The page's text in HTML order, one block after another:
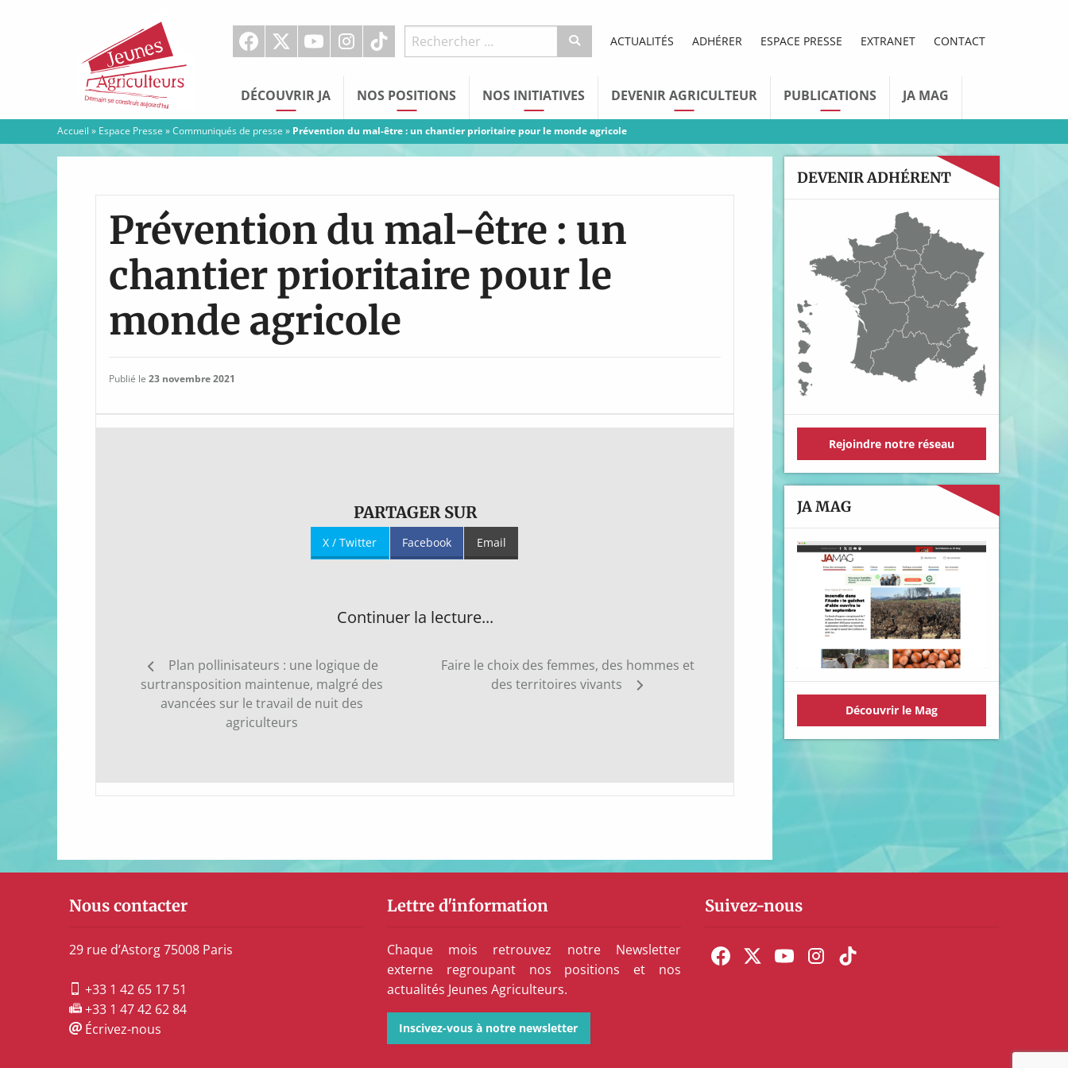
Agriculteurs
ACTUALITÉS ADHÉRER ESPACE PRESSE EXTRANET CONTACT
DÉCOUVRIR JA NOS POSITIONS NOS INITIATIVES DEVENIR AGRICULTEUR PUBLICATIONS JA MAG
Accueil » Espace Presse »Communiqués de presse » Prévention du mal-être : un chantier prioritaire pour le monde agricole
Prévention du mal-être : un
chantier prioritaire pour le
monde agricole
Publié le 23 novembre 2021
PARTAGER SUR
X / Twitter Facebook Email
Continuer la lecture...
Navigation
l’article
Plan pollinisateurs : une logique de
surtransposition maintenue, malgré des
avancées sur le travail de nuit des
agriculteurs
Faire le choix des femmes, des hommes et
des territoires vivants
DEVENIR ADHÉRENT
Rejoindre notre réseau
JA MAG
Découvrir le Mag
Nous contacter
29 rue d’Astorg 75008 Paris
+33 1 42 65 17 51
+33 1 47 42 62 84
Écrivez-nous
Lettre d'information
Chaque mois retrouvez notre Newsletter
externe regroupant nos positions et nos
actualités Jeunes Agriculteurs.
Inscivez-vous à notre newsletter
Suivez-nous